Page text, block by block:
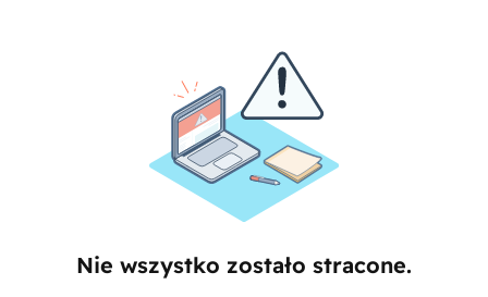
Nie wszystko zostało stracone.